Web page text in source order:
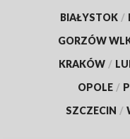
BIAŁYSTOK /
GORZÓW
KRAKÓW /
OPOLE /
SZCZECIN /